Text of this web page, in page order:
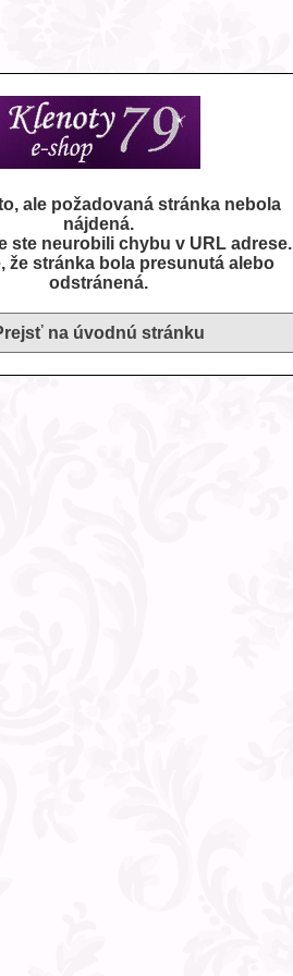
ale požadovaná stránka nebola
nájdená.
ste neurobili chybu v URL adrese.
že stránka bola presunutá alebo
odstránená.
na úvodnú stránku